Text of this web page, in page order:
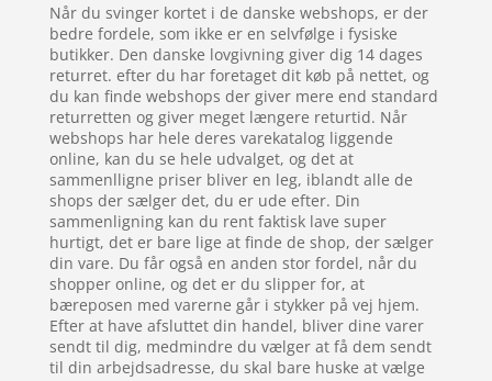
Når du svinger kortet i de danske webshops, er der
bedre fordele, som ikke er en selvfølge i fysiske
butikker. Den danske lovgivning giver dig 14 dages
returret. efter du har foretaget dit køb på nettet, og
du kan finde webshops der giver mere end standard
returretten og giver meget længere returtid. Når
webshops har hele deres varekatalog liggende
online, kan du se hele udvalget, og det at
sammenlligne priser bliver en leg, iblandt alle de
shops der sælger det, du er ude efter. Din
sammenligning kan du rent faktisk lave super
hurtigt, det er bare lige at finde de shop, der sælger
din vare. Du får også en anden stor fordel, når du
shopper online, og det er du slipper for, at
bæreposen med varerne går i stykker på vej hjem.
Efter at have afsluttet din handel, bliver dine varer
sendt til dig, medmindre du vælger at få dem sendt
til din arbejdsadresse, du skal bare huske at vælge